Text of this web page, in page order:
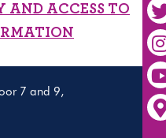
AND ACCESS TO
7 and 9,